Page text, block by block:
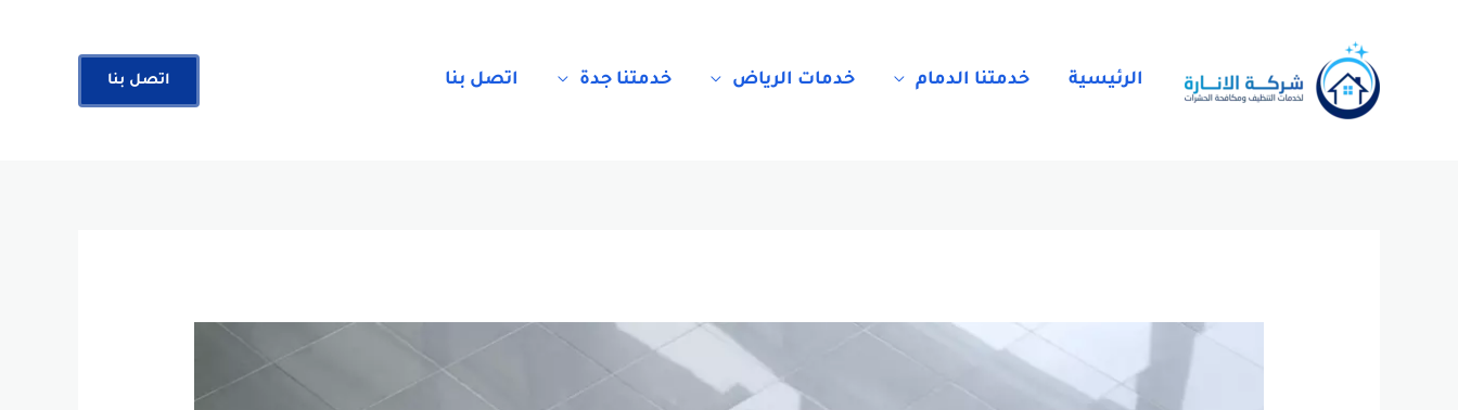
الرئيسية خدمتنا الدمام خدمات الرياض خدمتنا جدة اتصل بنا اتصل بنا